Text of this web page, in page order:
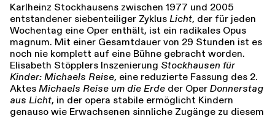
Karlheinz Stockhausens zwischen 1977 und 2005
entstandener siebenteiliger Zyklus Licht, der für jeden
Wochentag eine Oper enthält, ist ein radikales Opus
magnum. Mit einer Gesamtdauer von 29 Stunden ist es
noch nie komplett auf eine Bühne gebracht worden.
Elisabeth Stöpplers Inszenierung Stockhausen für
Kinder: Michaels Reise, eine reduzierte Fassung des 2.
Aktes Michaels Reise um die Erde der Oper Donnerstag
aus Licht, in der opera stabile ermöglicht Kindern
genauso wie Erwachsenen sinnliche Zugänge zu diesem